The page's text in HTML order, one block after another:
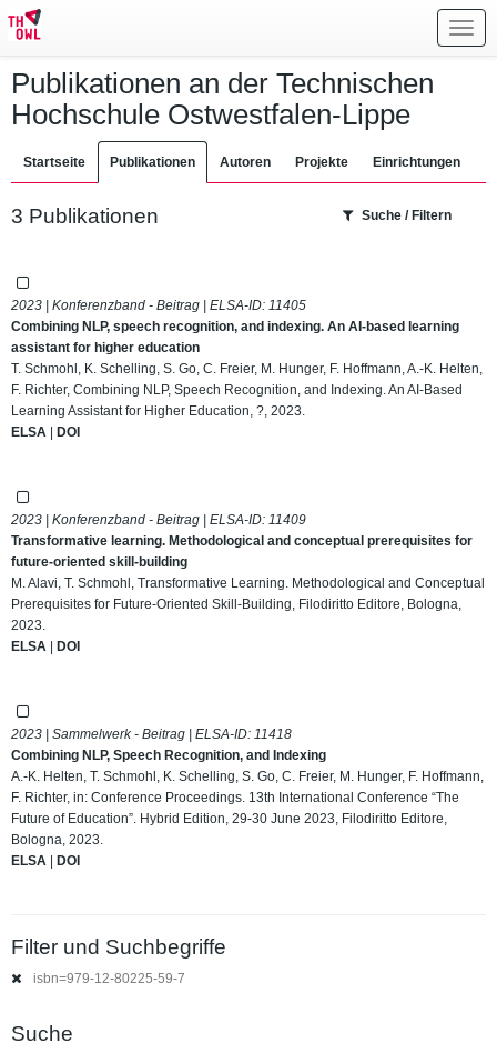
Publikationen an der Technischen
Hochschule Ostwestfalen-Lippe
Startseite Publikationen Autoren Projekte Einrichtungen
3 Publikationen Suche / Filtern
2023 | Konferenzband - Beitrag | ELSA-ID: 11405
Combining NLP, speech recognition, and indexing. An AI-based learning
assistant for higher education
T. Schmohl, K. Schelling, S. Go, C. Freier, M. Hunger, F. Hoffmann, A.-K. Helten,
F. Richter, Combining NLP, Speech Recognition, and Indexing. An AI-Based
Learning Assistant for Higher Education, ?, 2023.
ELSA | DOI
2023 | Konferenzband - Beitrag | ELSA-ID: 11409
Transformative learning. Methodological and conceptual prerequisites for
future-oriented skill-building
M. Alavi, T. Schmohl, Transformative Learning. Methodological and Conceptual
Prerequisites for Future-Oriented Skill-Building, Filodiritto Editore, Bologna,
2023.
ELSA | DOI
2023 | Sammelwerk - Beitrag | ELSA-ID: 11418
Combining NLP, Speech Recognition, and Indexing
A.-K. Helten, T. Schmohl, K. Schelling, S. Go, C. Freier, M. Hunger, F. Hoffmann,
F. Richter, in: Conference Proceedings. 13th International Conference “The
Future of Education”. Hybrid Edition, 29-30 June 2023, Filodiritto Editore,
Bologna, 2023.
ELSA | DOI
Filter und Suchbegriffe
isbn=979-12-80225-59-7
Suche